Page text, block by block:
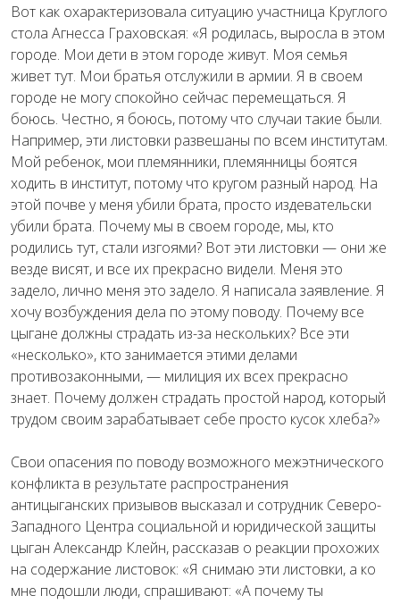
Вот как охарактеризовала ситуацию участница Круглого
стола Агнесса Граховская: «Я родилась, выросла в этом
городе. Мои дети в этом городе живут. Моя семья
живет тут. Мои братья отслужили в армии. Я в своем
городе не могу спокойно сейчас перемещаться. Я
боюсь. Честно, я боюсь, потому что случаи такие были.
Например, эти листовки развешаны по всем институтам.
Мой ребенок, мои племянники, племянницы боятся
ходить в институт, потому что кругом разный народ. На
этой почве у меня убили брата, просто издевательски
убили брата. Почему мы в своем городе, мы, кто
родились тут, стали изгоями? Вот эти листовки — они же
везде висят, и все их прекрасно видели. Меня это
задело, лично меня это задело. Я написала заявление. Я
хочу возбуждения дела по этому поводу. Почему все
цыгане должны страдать из-за нескольких? Все эти
«несколько», кто занимается этими делами
противозаконными, — милиция их всех прекрасно
знает. Почему должен страдать простой народ, который
трудом своим зарабатывает себе просто кусок хлеба?»
Свои опасения по поводу возможного межэтнического
конфликта в результате распространения
антицыганских призывов высказал и сотрудник Северо-
Западного Центра социальной и юридической защиты
цыган Александр Клейн, рассказав о реакции прохожих
на содержание листовок: «Я снимаю эти листовки, а ко
мне подошли люди, спрашивают: «А почему ты